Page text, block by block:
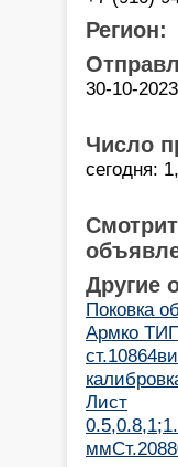
Регион:
30-10-
Число
сегодня:
Другие
Поковка
Армко
ст.10864ви
Лист